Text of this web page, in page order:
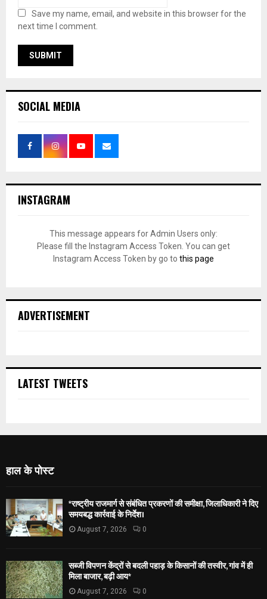
Save my name, email, and website in this browser for the
next time I comment.
SOCIAL MEDIA
INSTAGRAM
This message appears for Admin Users only:
Please fill the Instagram Access Token. You can get
Instagram Access Token by go to this page
ADVERTISEMENT
LATEST TWEETS
हाल के पोस्ट
*राष्ट्रीय राजमार्ग से संबंधित प्रकरणों की समीक्षा, जिलाधिकारी ने दिए
समयबद्ध कार्रवाई के निर्देश।
August 7, 2026 0
सब्जी विपणन केंद्रों से बदली पहाड़ के किसानों की तस्वीर, गांव में ही
मिला बाजार, बढ़ी आय*
August 7, 2026 0